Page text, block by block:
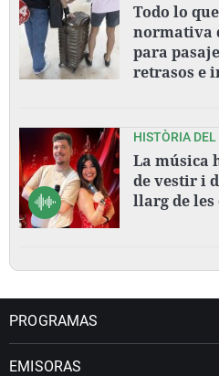
Todo lo
normativa
para
retrasos e
HISTÒRIA DEL
La música
de vestir i
llarg de les
PROGRAMAS
EMISORAS